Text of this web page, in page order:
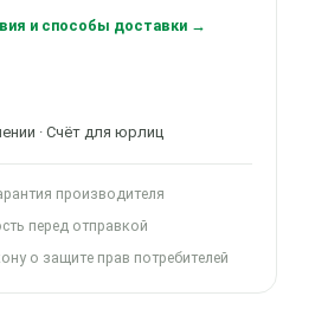
и способы доставки →
· Счёт для юрлиц
производителя
перед отправкой
о защите прав потребителей